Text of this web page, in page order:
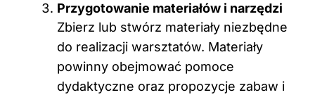
Przygotowanie materiałów i narzędzi
Zbierz lub stwórz materiały niezbędne
do realizacji warsztatów. Materiały
powinny obejmować pomoce
dydaktyczne oraz propozycje zabaw i